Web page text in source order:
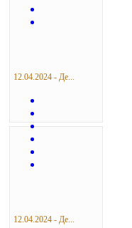
12.04.2024 - Де...
12.04.2024 - Де...